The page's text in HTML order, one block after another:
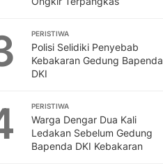
PERISTIWA
Polisi Selidiki Penyebab
Kebakaran Gedung Bapenda
DKI
PERISTIWA
Warga Dengar Dua Kali
Ledakan Sebelum Gedung
Bapenda DKI Kebakaran